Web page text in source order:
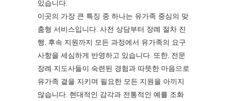
있습니다.
이곳의 가장 큰 특징 중 하나는 유가족 중심의 맞
춤형 서비스입니다. 사전 상담부터 장례 절차 진
행, 후속 지원까지 모든 과정에서 유가족의 요구
사항을 세심하게 반영하고 있습니다. 또한, 전문
장례 지도사들이 숙련된 경험과 따뜻한 마음으로
유가족 곁을 지키며 필요한 모든 지원을 아끼지
않습니다. 현대적인 감각과 전통적인 예를 조화